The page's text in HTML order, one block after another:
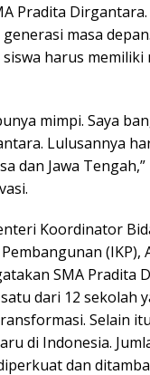
Pradita
masa
harus memiliki
mimpi. Saya
Lulusannya
dan Jawa
Koordinator
(IKP),
SMA Pradita
dari 12 sekolah
Selain
di Indonesia.
dan